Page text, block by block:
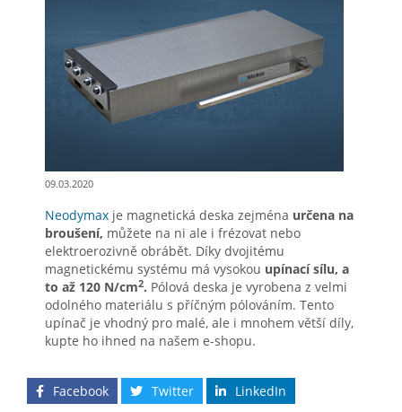
09.03.2020
Neodymax je magnetická deska zejména určena na
broušení, můžete na ni ale i frézovat nebo
elektroerozivně obrábět. Díky dvojitému
magnetickému systému má vysokou upínací sílu, a
to až 120 N/cm2. Pólová deska je vyrobena z velmi
odolného materiálu s příčným pólováním. Tento
upínač je vhodný pro malé, ale i mnohem větší díly,
kupte ho ihned na našem e-shopu.
Facebook Twitter LinkedIn